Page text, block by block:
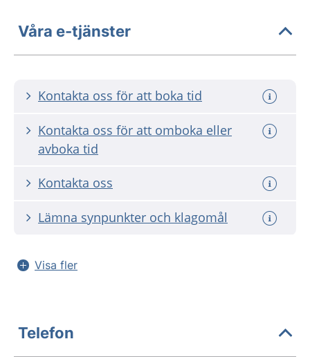
Våra e-tjänster
Kontakta oss för att boka tid
Kontakta oss för att omboka eller
avboka tid
Kontakta oss
Lämna synpunkter och klagomål
Visa fler
Telefon